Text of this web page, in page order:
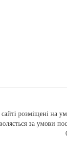
розміщені на
за умови